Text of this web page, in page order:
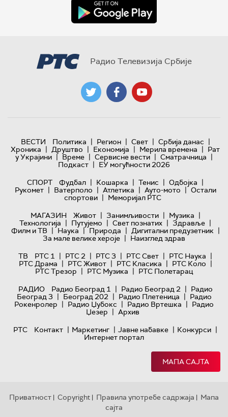
Радио Телевизија Србије
ВЕСТИ Политика | Регион | Свет | Србија данас |
Хроника | Друштво | Економија | Мерила времена | Рат
у Украјини | Време | Сервисне вести | Сматрачница |
Подкаст | ЕУ могућности 2026
СПОРТ
Фудбал | Кошарка | Тенис | Одбојка |
Рукомет | Ватерполо | Атлетика | Ауто-мото | Остали
спортови | Меморијал РТС
МАГАЗИН
Живот | Занимљивости | Музика |
Технологијa | Путујемо | Свет познатих | Здравље |
Филм и ТВ | Наука | Природа | Дигитални предузетник |
За мале велике хероје | Наизглед здрав
ТВ
РТС 1 | РТС 2 | РТС 3 | РТС Свет | РТС Наука |
РТС Драма | РТС Живот | РТС Класика | РТС Коло |
РТС Трезор | РТС Музика | РТС Полетарац
РАДИО
Радио Београд 1 | Радио Београд 2 | Радио
Београд 3 | Београд 202 | Радио Плетеница | Радио
Рокенролер | Радио Џубокс | Радио Вртешка | Радио
Џезер | Архив
РТС
Контакт | Маркетинг | Јавне набавке | Конкурси |
Интернет портал
МАПА САЈТА
Приватност | Copyright | Правила употребе садржаја | Мапа
сајта